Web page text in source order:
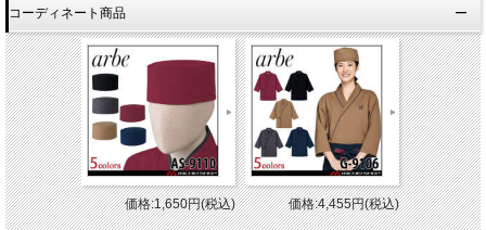
コーディネート商品
価格:1,650円(税込) 価格:4,455円(税込)